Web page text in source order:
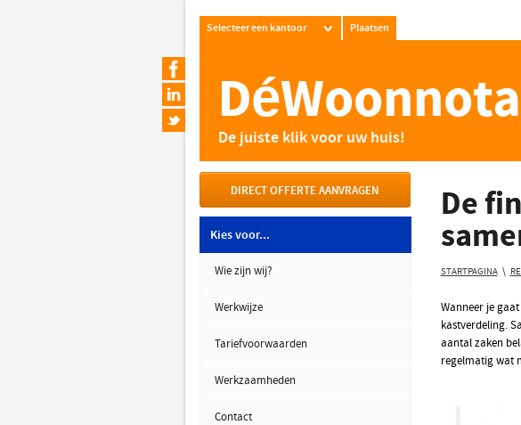
Selecteer een kantoor Plaatsen
De juiste klik voor uw huis!
DIRECT OFFERTE AANVRAGEN
Kies voor...
Wie zijn wij?
Werkwijze
Tariefvoorwaarden
Werkzaamheden
Contact
De
STARTPAGINA \
Wanneer je
kastverdeling.
aantal zaken
regelmatig wat